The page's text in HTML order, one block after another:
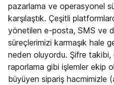
pazarlama ve operasyonel
karşılaştık. Çeşitli
yönetilen e-posta, SMS ve
süreçlerimizi karmaşık hale
neden oluyordu. Şifre takibi,
raporlama gibi işlemler ekip
büyüyen sipariş hacmimizle